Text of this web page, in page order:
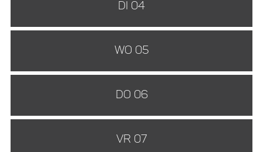
DI 04
WO 05
DO 06
VR 07